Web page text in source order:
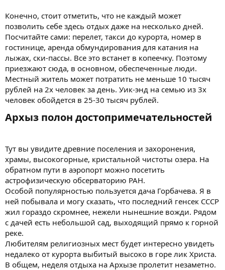
Конечно, стоит отметить, что не каждый может
позволить себе здесь отдых даже на несколько дней.
Посчитайте сами: перелет, такси до курорта, номер в
гостинице, аренда обмундирования для катания на
лыжах, ски-пассы. Все это встанет в копеечку. Поэтому
приезжают сюда, в основном, обеспеченные люди.
Местный житель может потратить не меньше 10 тысяч
рублей на 2х человек за день. Уик-энд на семью из 3х
человек обойдется в 25-30 тысяч рублей.
Архыз полон достопримечательностей​
Тут вы увидите древние поселения и захоронения,
храмы, высокогорные, кристальной чистоты озера. На
обратном пути в аэропорт можно посетить
астрофизическую обсерваторию РАН.
Особой популярностью пользуется дача Горбачева. Я в
ней побывала и могу сказать, что последний генсек СССР
жил гораздо скромнее, нежели нынешние вожди. Рядом
с дачей есть небольшой сад, выходящий прямо к горной
реке.
Любителям религиозных мест будет интересно увидеть
недалеко от курорта выбитый высоко в горе лик Христа.
В общем, неделя отдыха на Архызе пролетит незаметно.